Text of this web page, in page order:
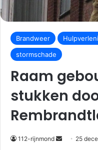
Brandweer
stormschade
Raam
stukken
112-rijnmond 25